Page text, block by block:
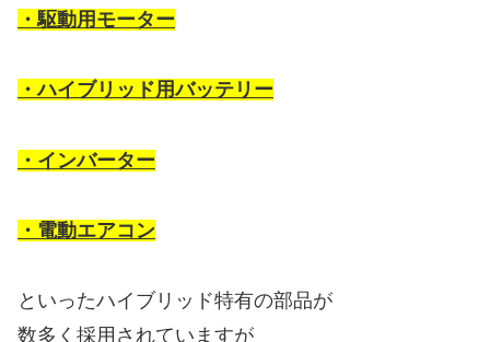
・駆動用モーター
・ハイブリッド用バッテリー
・インバーター
・電動エアコン
といったハイブリッド特有の部品が
数多く採用されていますが